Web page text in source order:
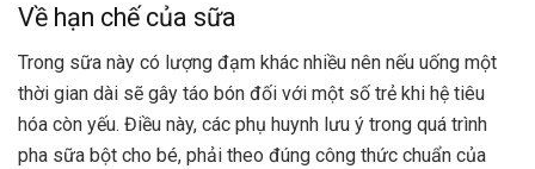
Về hạn chế của sữa
Trong sữa này có lượng đạm khác nhiều nên nếu uống một
thời gian dài sẽ gây táo bón đối với một số trẻ khi hệ tiêu
hóa còn yếu. Điều này, các phụ huynh lưu ý trong quá trình
pha sữa bột cho bé, phải theo đúng công thức chuẩn của